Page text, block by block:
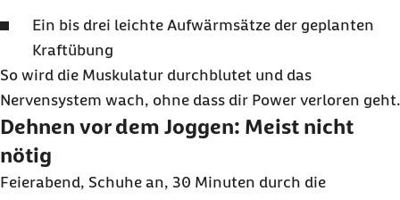
Ein bis drei leichte Aufwärmsätze der geplanten
Kraftübung
So wird die Muskulatur durchblutet und das
Nervensystem wach, ohne dass dir Power verloren geht.
Dehnen vor dem Joggen: Meist nicht
nötig
Feierabend, Schuhe an, 30 Minuten durch die